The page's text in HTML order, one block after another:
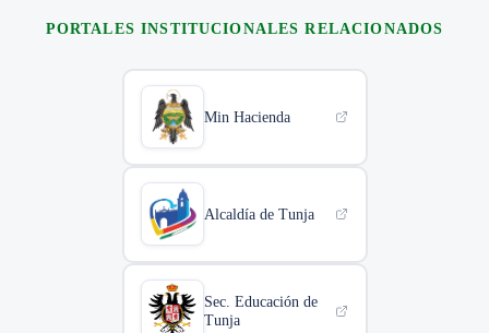
PORTALES INSTITUCIONALES RELACIONADOS
Min Hacienda
Alcaldía de Tunja
Sec. Educación de
Tunja